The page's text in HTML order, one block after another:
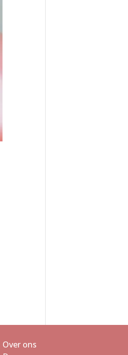
Over ons